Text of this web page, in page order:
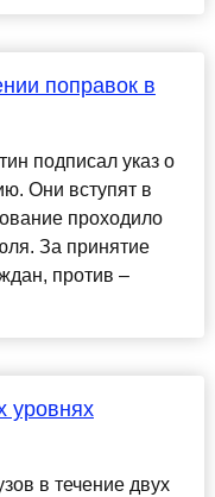
поправок в
подписал указ о
Они вступят в
проходило
За принятие
против –
уровнях
в течение двух